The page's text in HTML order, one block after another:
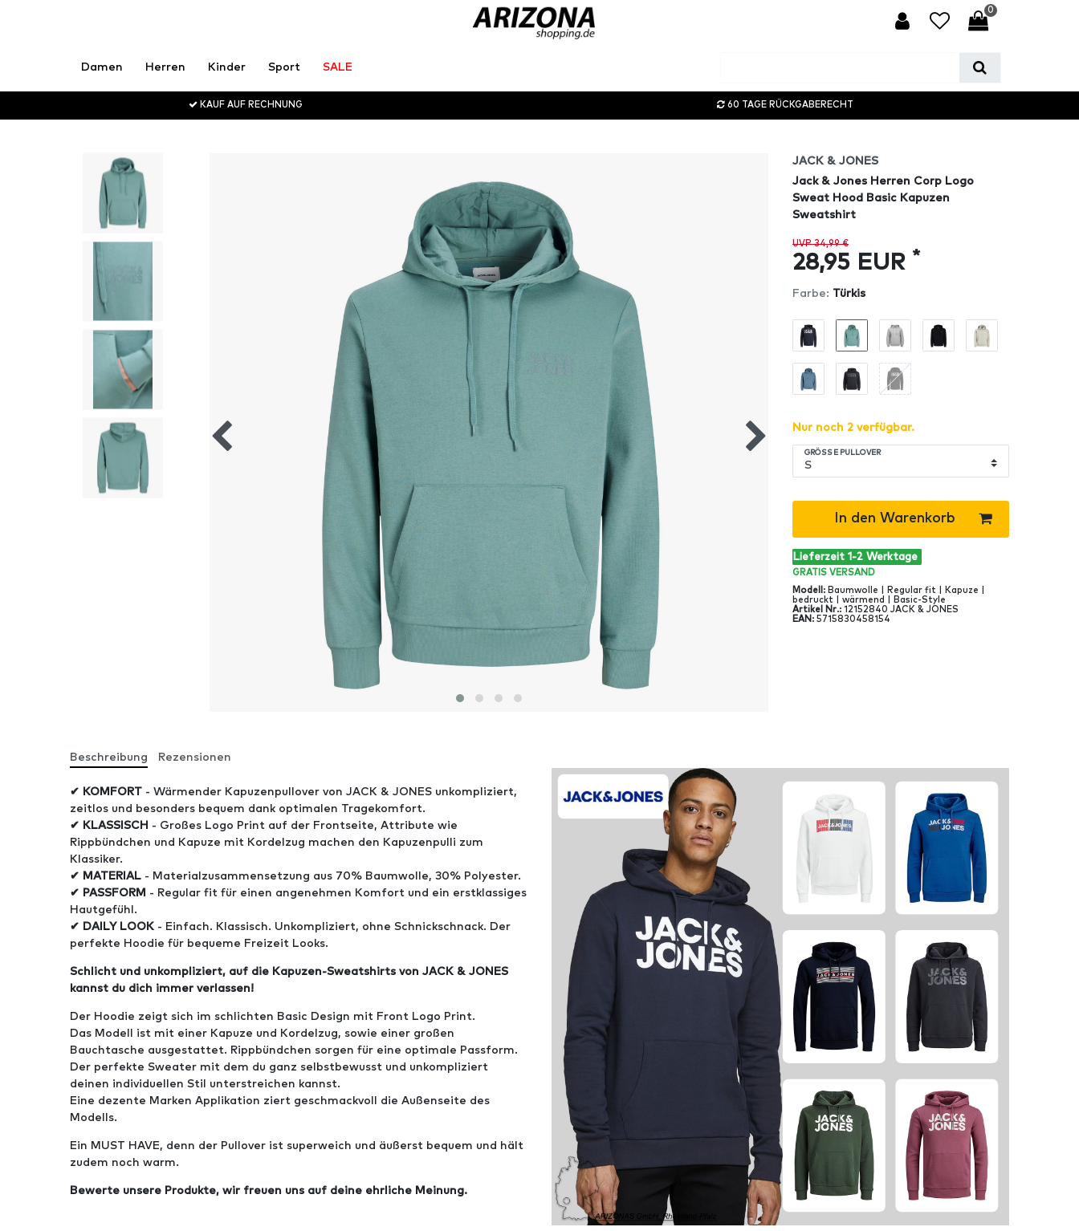
0
Damen Herren Kinder Sport SALE
KAUF AUF RECHNUNG 60 TAGE RÜCKGABERECHT
JACK & JONES
Jack & Jones Herren Corp Logo
Sweat Hood Basic Kapuzen
Sweatshirt
UVP 34,99 €
28,95 EUR *
Farbe: Türkis
Nur noch 2 verfügbar.
GRÖSSE PULLOVER
In den Warenkorb
Lieferzeit 1-2 Werktage
GRATIS VERSAND
Modell : Baumwolle | Regular fit | Kapuze |
bedruckt | wärmend | Basic-Style
Artikel Nr.: 12152840 JACK & JONES
EAN : 5715830458154
Beschreibung Rezensionen
✔ KOMFORT - Wärmender Kapuzenpullover von JACK & JONES unkompliziert,
zeitlos und besonders bequem dank optimalen Tragekomfort.
✔ KLASSISCH - Großes Logo Print auf der Frontseite, Attribute wie
Rippbündchen und Kapuze mit Kordelzug machen den Kapuzenpulli zum
Klassiker.
✔ MATERIAL - Materialzusammensetzung aus 70% Baumwolle, 30% Polyester.
✔ PASSFORM - Regular fit für einen angenehmen Komfort und ein erstklassiges
Hautgefühl.
✔ DAILY LOOK - Einfach. Klassisch. Unkompliziert, ohne Schnickschnack. Der
perfekte Hoodie für bequeme Freizeit Looks.
Schlicht und unkompliziert, auf die Kapuzen-Sweatshirts von JACK & JONES
kannst du dich immer verlassen!
Der Hoodie zeigt sich im schlichten Basic Design mit Front Logo Print.
Das Modell ist mit einer Kapuze und Kordelzug, sowie einer großen
Bauchtasche ausgestattet. Rippbündchen sorgen für eine optimale Passform.
Der perfekte Sweater mit dem du ganz selbstbewusst und unkompliziert
deinen individuellen Stil unterstreichen kannst.
Eine dezente Marken Applikation ziert geschmackvoll die Außenseite des
Modells.
Ein MUST HAVE, denn der Pullover ist superweich und äußerst bequem und hält
zudem noch warm.
Bewerte unsere Produkte, wir freuen uns auf deine ehrliche Meinung.